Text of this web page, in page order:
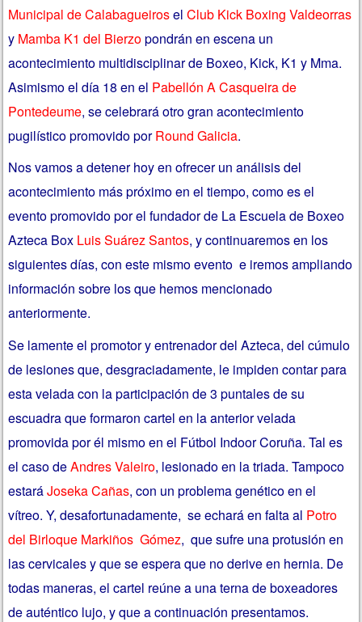
Municipal de CalabagueiroselClub Kick Boxing Valdeorras
y Mamba K1 del Bierzopondrán en escena un
acontecimiento multidisciplinar de Boxeo, Kick, K1 y Mma.
Asimismo el día 18 en el Pabellón A Casqueira de
Pontedeume, se celebrará otro gran acontecimiento
pugilístico promovido porRound Galicia.
Nos vamos a detener hoy en ofrecer un análisis del
acontecimiento más próximo en el tiempo, como es el
evento promovido por el fundador de La Escuela de Boxeo
Azteca Box Luis Suárez Santos, y continuaremos en los
siguientes días, con este mismo evento e iremos ampliando
información sobre los que hemos mencionado
anteriormente.
Se lamente el promotor y entrenador del Azteca, del cúmulo
de lesiones que, desgraciadamente, le impiden contar para
esta velada con la participación de 3 puntales de su
escuadra que formaron cartel en la anterior velada
promovida por él mismo en el Fútbol Indoor Coruña. Tal es
el caso deAndres Valeiro, lesionado en la triada. Tampoco
estaráJoseka Cañas, con un problema genético en el
vítreo. Y, desafortunadamente, se echará en falta al Potro
del Birloque Markiños Gómez, que sufre una protusión en
las cervicales y que se espera que no derive en hernia. De
todas maneras, el cartel reúne a una terna de boxeadores
de auténtico lujo, y que a continuación presentamos.